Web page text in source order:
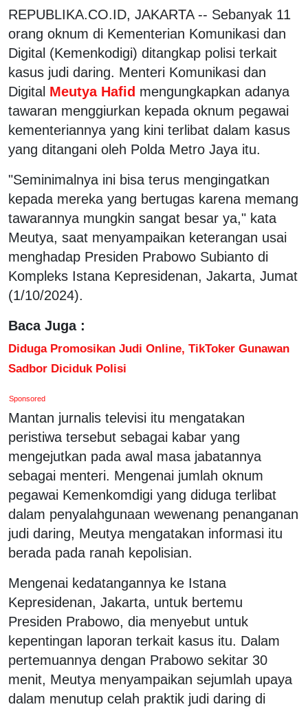
REPUBLIKA.CO.ID, JAKARTA -- Sebanyak 11
orang oknum di Kementerian Komunikasi dan
Digital (Kemenkodigi) ditangkap polisi terkait
kasus judi daring. Menteri Komunikasi dan
Digital Meutya Hafid mengungkapkan adanya
tawaran menggiurkan kepada oknum pegawai
kementeriannya yang kini terlibat dalam kasus
yang ditangani oleh Polda Metro Jaya itu.
"Seminimalnya ini bisa terus mengingatkan
kepada mereka yang bertugas karena memang
tawarannya mungkin sangat besar ya," kata
Meutya, saat menyampaikan keterangan usai
menghadap Presiden Prabowo Subianto di
Kompleks Istana Kepresidenan, Jakarta, Jumat
(1/10/2024).
Baca Juga :
Diduga Promosikan Judi Online, TikToker Gunawan
Sadbor Diciduk Polisi
Sponsored
Mantan jurnalis televisi itu mengatakan
peristiwa tersebut sebagai kabar yang
mengejutkan pada awal masa jabatannya
sebagai menteri. Mengenai jumlah oknum
pegawai Kemenkomdigi yang diduga terlibat
dalam penyalahgunaan wewenang penanganan
judi daring, Meutya mengatakan informasi itu
berada pada ranah kepolisian.
Mengenai kedatangannya ke Istana
Kepresidenan, Jakarta, untuk bertemu
Presiden Prabowo, dia menyebut untuk
kepentingan laporan terkait kasus itu. Dalam
pertemuannya dengan Prabowo sekitar 30
menit, Meutya menyampaikan sejumlah upaya
dalam menutup celah praktik judi daring di